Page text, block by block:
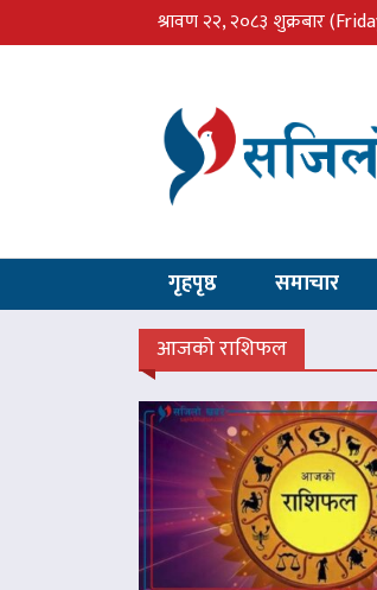
श्रावण २२, २०८३ शुक्रबार
गृहपृष्ठ समाचार
आजको राशिफल